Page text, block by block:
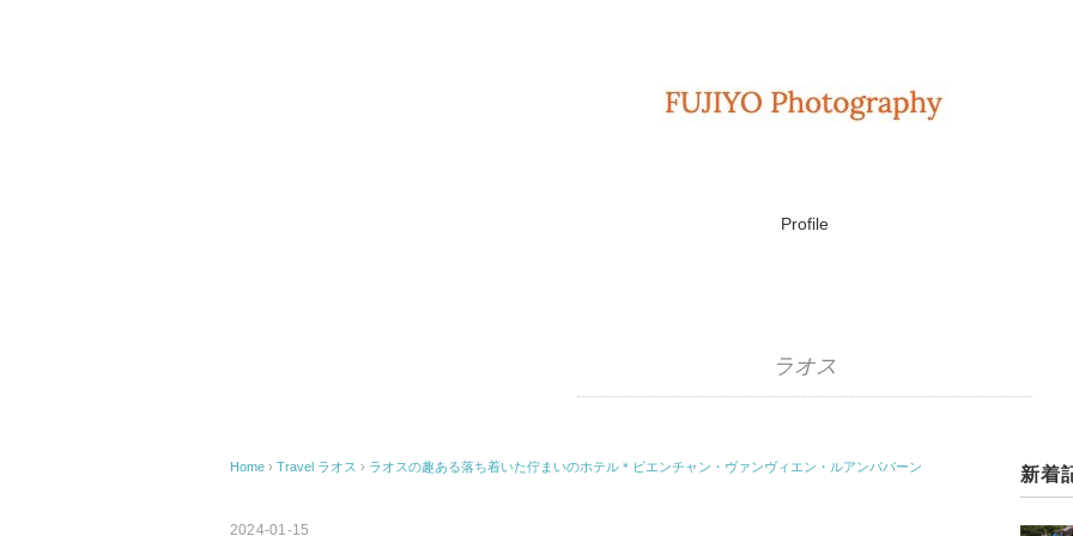
Profile
ラオス
Home › Travel ラオス › ラオスの趣ある落ち着いた佇まいのホテル＊ビエンチャン・ヴァンヴィエン・ルアンパバーン
2024-01-15
新着